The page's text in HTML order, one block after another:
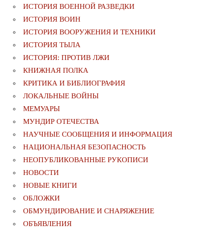
ИСТОРИЯ ВОЕННОЙ РАЗВЕДКИ
ИСТОРИЯ ВОИН
ИСТОРИЯ ВООРУЖЕНИЯ И ТЕХНИКИ
ИСТОРИЯ ТЫЛА
ИСТОРИЯ: ПРОТИВ ЛЖИ
КНИЖНАЯ ПОЛКА
КРИТИКА И БИБЛИОГРАФИЯ
ЛОКАЛЬНЫЕ ВОЙНЫ
МЕМУАРЫ
МУНДИР ОТЕЧЕСТВА
НАУЧНЫЕ СООБЩЕНИЯ И ИНФОРМАЦИЯ
НАЦИОНАЛЬНАЯ БЕЗОПАСНОСТЬ
НЕОПУБЛИКОВАННЫЕ РУКОПИСИ
НОВОСТИ
НОВЫЕ КНИГИ
ОБЛОЖКИ
ОБМУНДИРОВАНИЕ И СНАРЯЖЕНИЕ
ОБЪЯВЛЕНИЯ